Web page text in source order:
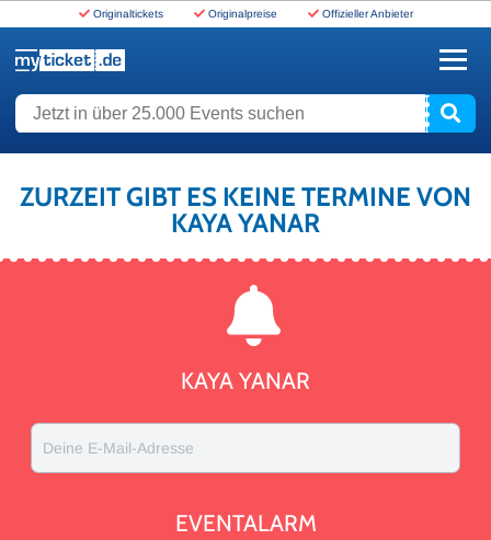
Originaltickets Originalpreise Offizieller Anbieter
Jetzt in über 25.000 Events suchen
ZURZEIT GIBT ES KEINE TERMINE VON
KAYA YANAR
KAYA YANAR
Deine E-Mail-Adresse
EVENTALARM